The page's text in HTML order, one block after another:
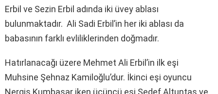
Erbil ve Sezin Erbil adında iki üvey ablası
bulunmaktadır. Ali Sadi Erbil’in her iki ablası da
babasının farklı evliliklerinden doğmadır.
Hatırlanacağı üzere Mehmet Ali Erbil’in ilk eşi
Muhsine Şehnaz Kamiloğlu’dur. İkinci eşi oyuncu
Nergis Kumbasar iken üçüncü eşi Sedef Altuntaş ve